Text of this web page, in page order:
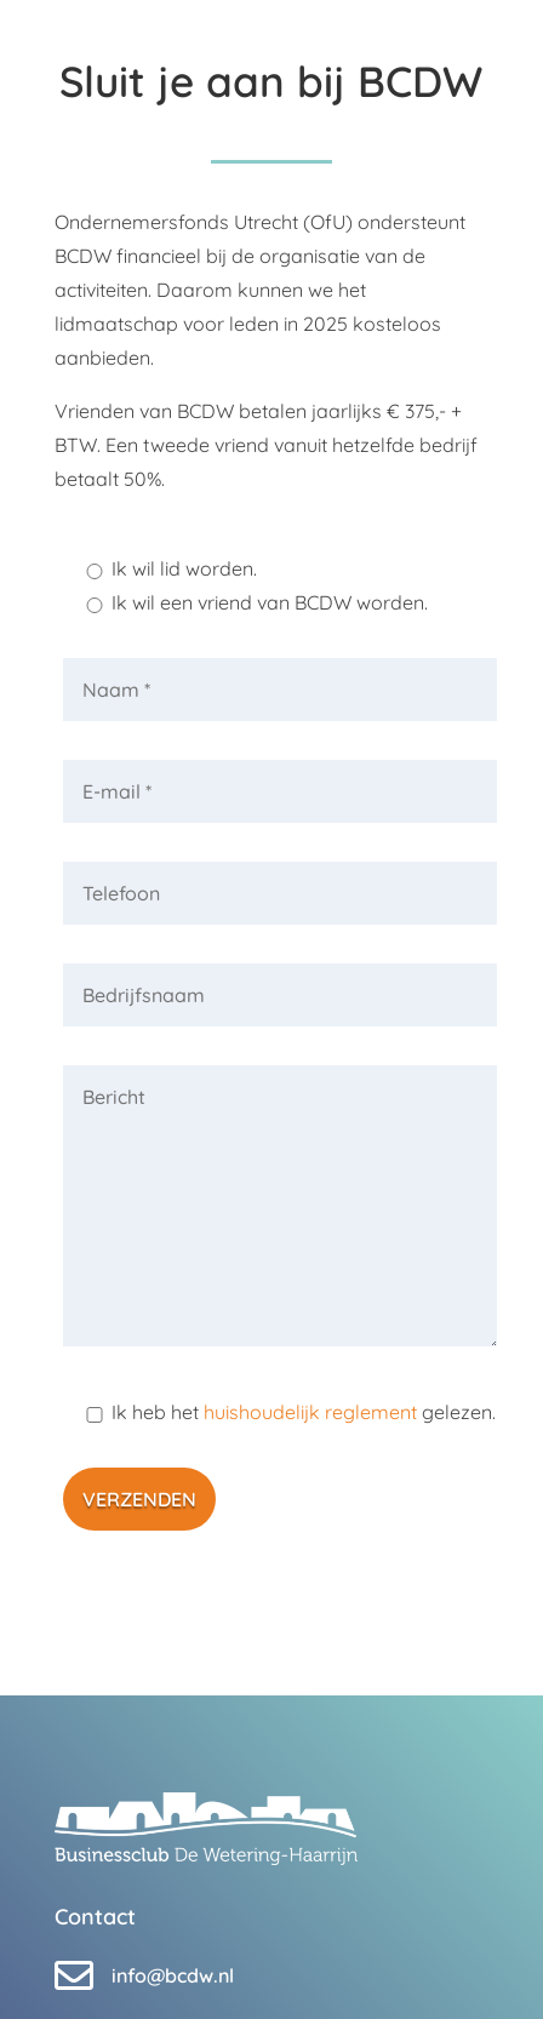
Sluit je aan bij BCDW
Ondernemersfonds Utrecht (OfU) ondersteunt
BCDW financieel bij de organisatie van de
activiteiten. Daarom kunnen we het
lidmaatschap voor leden in 2025 kosteloos
aanbieden.
Vrienden van BCDW betalen jaarlijks € 375,- +
BTW. Een tweede vriend vanuit hetzelfde bedrijf
betaalt 50%.
Ik wil lid worden.
Ik wil een vriend van BCDW worden.
Ik heb het huishoudelijk reglementgelezen.
Gelieve dit veld leeg te laten.
Contact
 info@bcdw.nl